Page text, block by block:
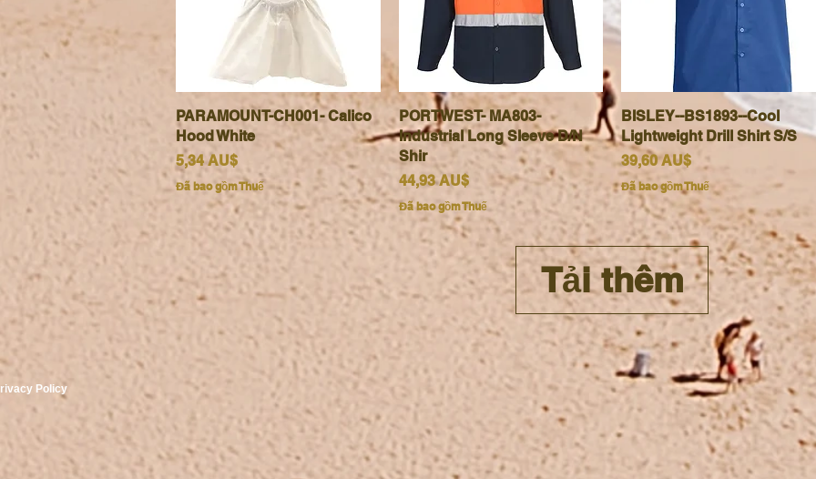
Xem nhanh
PARAMOUNT-CH001- Calico
Hood White
Giá
5,34 AU$
Đã bao gồm Thuế
Xem nhanh
PORTWEST- MA803-
Industrial Long Sleeve D/N
Shir
Giá
44,93 AU$
Đã bao gồm Thuế
Xem nhanh
BISLEY--BS1893--Cool
Lightweight Drill Shirt S/S
Giá
39,60 AU$
Đã bao gồm Thuế
Tải thêm
Policy